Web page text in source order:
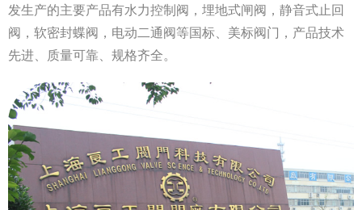
发生产的主要产品有水力控制阀，埋地式闸阀，静音式止回
阀，软密封蝶阀，电动二通阀等国标、美标阀门，产品技术
先进、质量可靠、规格齐全。